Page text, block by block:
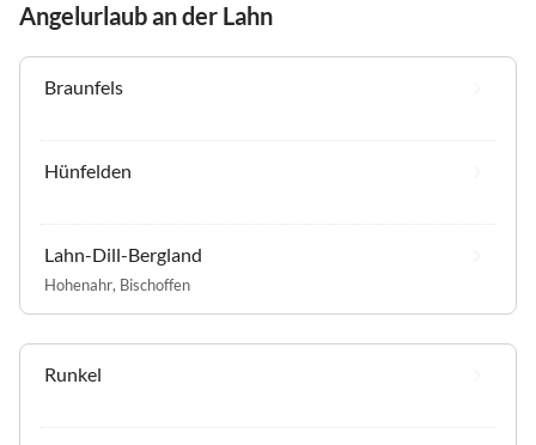
Angelurlaub an der Lahn
Braunfels
Hünfelden
Lahn-Dill-Bergland
Hohenahr, Bischoffen
Runkel